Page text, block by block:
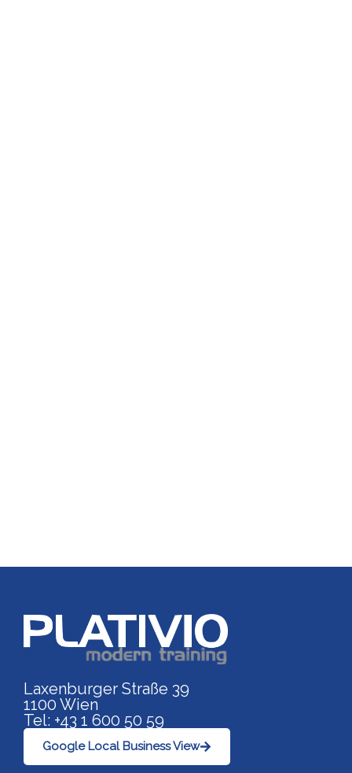
Link zu https://
Laxenburger Straße 39
1100 Wien
Tel: +43 1 600 50 59
Google Local Business View